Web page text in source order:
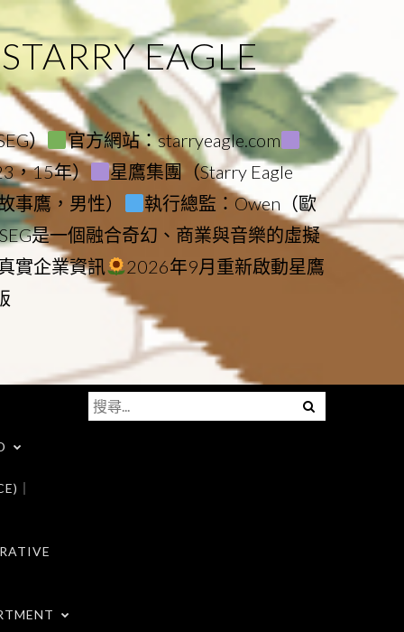
EAGLE
）
官方網站：starryeagle.com
，15年）
星鷹集團（Starry Eagle
事鷹，男性）
執行總監：Owen（歐
是一個融合奇幻、商業與音樂的虛擬
實企業資訊
2026年9月重新啟動星鷹
｜
Menu
搜
尋